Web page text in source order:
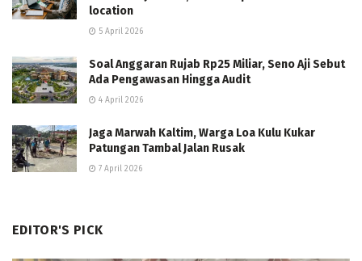
location
5 April 2026
Soal Anggaran Rujab Rp25 Miliar, Seno Aji Sebut
Ada Pengawasan Hingga Audit
4 April 2026
Jaga Marwah Kaltim, Warga Loa Kulu Kukar
Patungan Tambal Jalan Rusak
7 April 2026
EDITOR'S PICK